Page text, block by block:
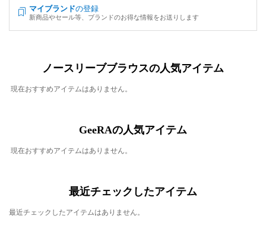
マイブランドの登録
新商品やセール等、ブランドのお得な情報をお送りします
ノースリーブブラウスの人気アイテム
現在おすすめアイテムはありません。
GeeRAの人気アイテム
現在おすすめアイテムはありません。
最近チェックしたアイテム
最近チェックしたアイテムはありません。